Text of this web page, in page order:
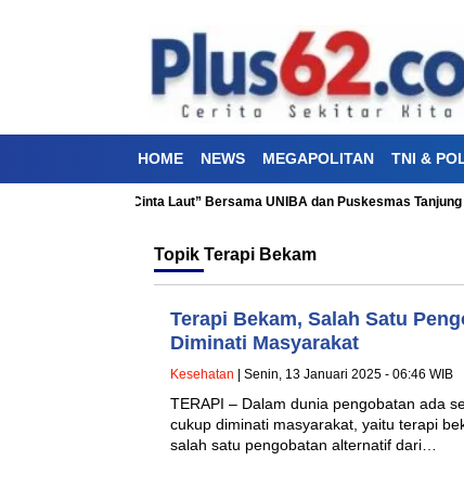
HOME NEWS MEGAPOLITAN TNI &
Kesehatan “Aku Cinta Laut” Bersama UNIBA dan Puskesmas Tanjung
Topik Terapi Bekam
Terapi Bekam, Salah Satu
Diminati Masyarakat
Kesehatan | Senin, 13 Januari 2025 - 06:46 WIB
TERAPI – Dalam dunia pengobatan ada
cukup diminati masyarakat, yaitu terapi
salah satu pengobatan alternatif dari…